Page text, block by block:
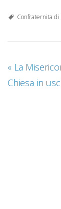
Confraternita di
« La
Chiesa in